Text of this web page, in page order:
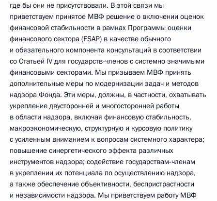
где бы они не присутствовали. В этой связи мы
приветствуем принятое МВФ решение о включении оценок
финансовой стабильности в рамках Программы оценки
финансового сектора (FSAP) в качестве обычного
и обязательного компонента консультаций в соответствии
со Статьей IV для государств-членов с системно значимыми
финансовыми секторами. Мы призываем МВФ принять
дополнительные меры по модернизации задач и методов
надзора Фонда. Эти меры, должны, в частности, охватывать
укрепление двусторонней и многосторонней работы
в области надзора, включая финансовую стабильность,
макроэкономическую, структурную и курсовую политику
с усиленным вниманием к вопросам системного характера;
повышение синергетического эффекта различных
инструментов надзора; содействие государствам-членам
в укреплении их потенциала по осуществлению надзора,
а также обеспечение объективности, беспристрастности
и независимости надзора. Мы приветствуем работу МВФ